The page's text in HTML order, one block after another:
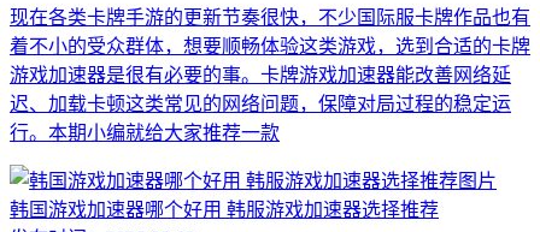
现在各类卡牌手游的更新节奏很快，不少国际服卡牌作品也有
着不小的受众群体，想要顺畅体验这类游戏，选到合适的卡牌
游戏加速器是很有必要的事。卡牌游戏加速器能改善网络延
迟、加载卡顿这类常见的网络问题，保障对局过程的稳定运
行。本期小编就给大家推荐一款
韩国游戏加速器哪个好用 韩服游戏加速器选择推荐